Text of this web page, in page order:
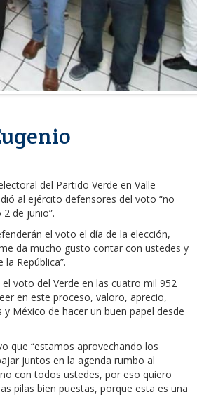
“Carne Tam
AUDITIVO GRATUITO PARA RECIÉN
acompañado por la Senadora Maki
de Reynosa
del Partido Verde en Valle
al ejército defensores del voto “no
de junio”.
el voto el día de la elección,
da mucho gusto contar con ustedes y
República”.
voto del Verde en las cuatro mil 952
en este proceso, valoro, aprecio,
México de hacer un buen papel desde
que “estamos aprovechando los
juntos en la agenda rumbo al
con todos ustedes, por eso quiero
pilas bien puestas, porque esta es una